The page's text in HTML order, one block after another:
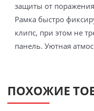
защиты от
Рамка быстро
клипс, при этом не
панель. Уютная
ПОХОЖИЕ